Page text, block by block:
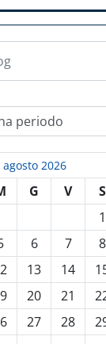
periodo
agosto 2026
G V S
1
6 7 8
13 14
20 21
27 28